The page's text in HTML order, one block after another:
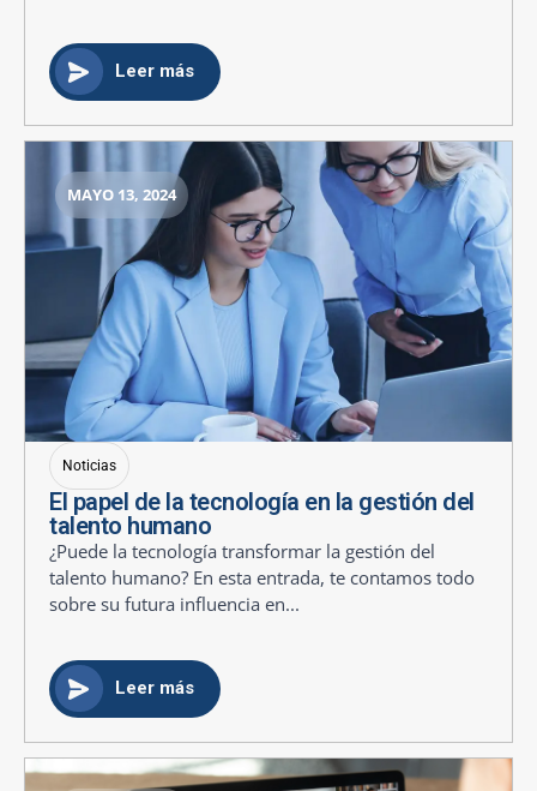
Leer más
MAYO 13, 2024
Noticias
El papel de la tecnología en la gestión del
talento humano
¿Puede la tecnología transformar la gestión del
talento humano? En esta entrada, te contamos todo
sobre su futura influencia en...
Leer más